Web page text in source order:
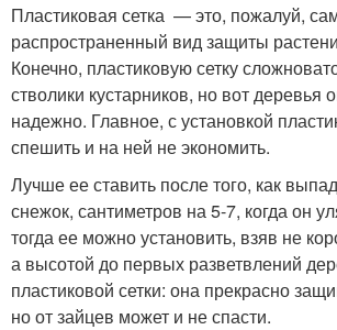
Пластиковая сетка — это, пожалуй,
распространенный вид защиты
Конечно, пластиковую сетку
стволики кустарников, но вот деревья
надежно. Главное, с установкой
спешить и на ней не экономить.
Лучше ее ставить после того, как
снежок, сантиметров на 5-7, когда он
тогда ее можно установить, взяв не
а высотой до первых разветвлений
пластиковой сетки: она прекрасно
но от зайцев может и не спасти.